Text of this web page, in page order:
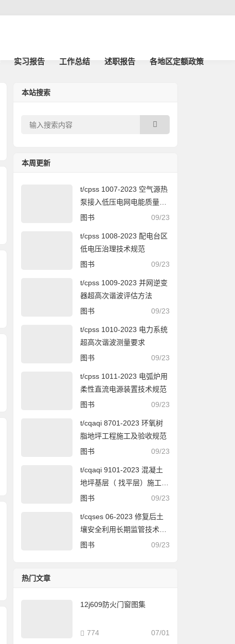
实习报告 工作总结 述职报告 各地区定额政策
本站搜索
本周更新
t/cpss 1007-2023 空气源热
泵接入低压电网电能质量技
术要求
图书 09/23
t/cpss 1008-2023 配电台区
低电压治理技术规范
图书
09/23
t/cpss 1009-2023 并网逆变
器超高次谐波评估方法
图书
09/23
t/cpss 1010-2023 电力系统
超高次谐波测量要求
图书
09/23
t/cpss 1011-2023 电弧炉用
柔性直流电源装置技术规范
图书
09/23
t/cqaqi 8701-2023 环氧树
脂地坪工程施工及验收规范
图书
09/23
t/cqaqi 9101-2023 混凝土
地坪基层（ 找平层）施工规
范
图书 09/23
t/cqses 06-2023 修复后土
壤安全利用长期监管技术指
南
图书 09/23
热门文章
12j609防火门窗图集
07/01
774